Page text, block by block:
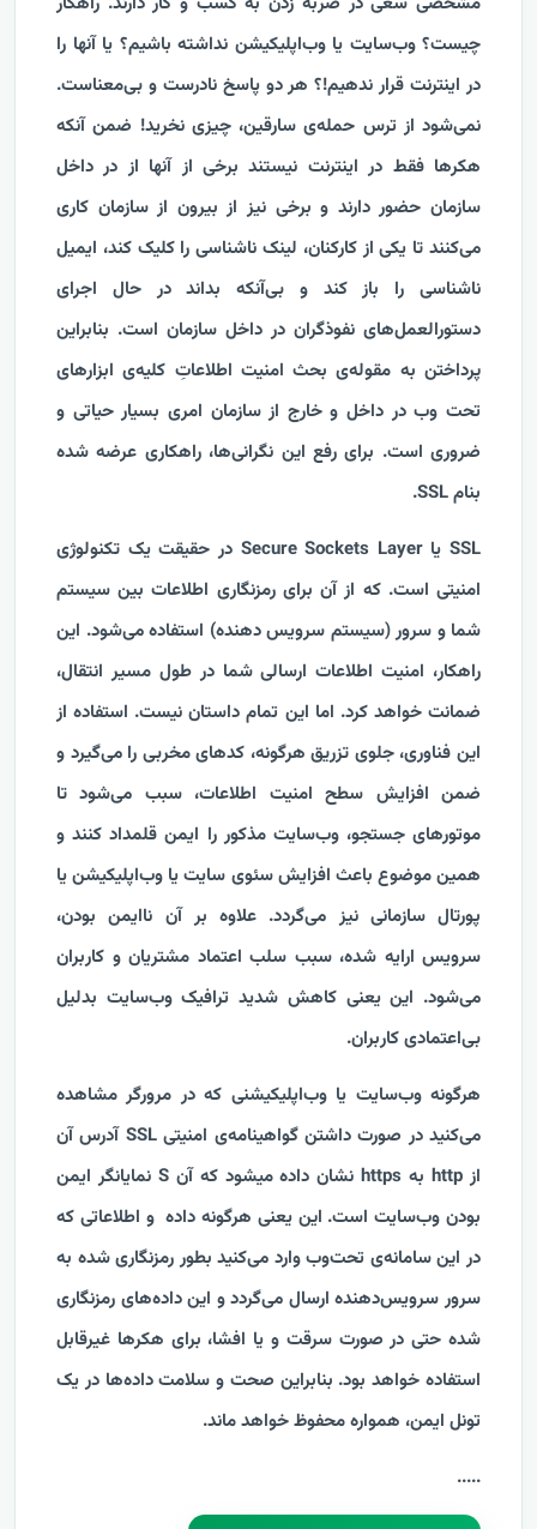
چیست؟ وب‌سایت یا وب‌اپلیکیشن نداشته باشیم؟ یا آنها را
در اینترنت قرار ندهیم!؟ هر دو پاسخ نادرست و بی‌معناست.
نمی‌شود از ترس حمله‌ی سارقین، چیزی نخرید! ضمن آنکه
هکرها فقط در اینترنت نیستند برخی از آنها از در داخل
سازمان حضور دارند و برخی نیز از بیرون از سازمان کاری
می‌کنند تا یکی از کارکنان، لینک ناشناسی را کلیک کند، ایمیل
ناشناسی را باز کند و بی‌آنکه بداند در حال اجرای
دستور‌العمل‌های نفوذگران در داخل سازمان است. بنابراین
پرداختن به مقوله‌ی بحث امنیت اطلاعاتِ کلیه‌ی ابزارهای
تحت وب در داخل و خارج از سازمان امری بسیار حیاتی و
ضروری است. برای رفع این نگرانی‌ها، راهکاری عرضه شده
بنام SSL.
SSL یا Secure Sockets Layer در حقیقت یک تکنولوژی
امنیتی است. که از آن برای رمزنگاری اطلاعات بین سیستم
شما و سرور (سیستم سرویس دهنده) استفاده می‌شود. این
راهکار، امنیت اطلاعات ارسالی شما در طول مسیر انتقال،
ضمانت خواهد کرد. اما این تمام داستان نیست. استفاده از
این فناوری، جلوی تزریق هرگونه‌، کدهای مخربی را می‌گیرد و
ضمن افزایش سطح امنیت اطلاعات، سبب می‌شود تا
موتورهای جستجو، وب‌سایت مذکور را ایمن قلمداد کنند و
همین موضوع باعث افزایش سئوی سایت یا وب‌اپلیکیشن یا
پورتال سازمانی نیز می‌گردد. علاوه بر آن ناایمن بودن،
سرویس ارایه شده، سبب سلب اعتماد مشتریان و کاربران
می‌شود. این یعنی کاهش شدید ترافیک وب‌سایت بدلیل
بی‌اعتمادی کاربران.
هرگونه وب‌سایت یا وب‌اپلیکیشنی که در مرورگر مشاهده
می‌کنید در صورت داشتن گواهینامه‌ی امنیتی SSL آدرس آن
از http به https نشان داده میشود که آن S نمایانگر ایمن
بودن وب‌سایت است. این یعنی هرگونه داده و اطلاعاتی که
در این سامانه‌ی تحت‌وب وارد می‌کنید بطور رمزنگاری شده به
سرور سرویس‌دهنده ارسال می‌گردد و این داده‌های رمزنگاری
شده حتی در صورت سرقت و یا افشا، برای هکرها غیرقابل
استفاده خواهد بود. بنابراین صحت و سلامت داد‌ه‌ها در یک
تونل ایمن، همواره محفوظ خواهد ماند.
.
....